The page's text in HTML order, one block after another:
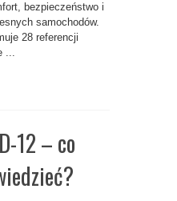
bezpieczeństwo i
samochodów.
28 referencji
...
12 – co